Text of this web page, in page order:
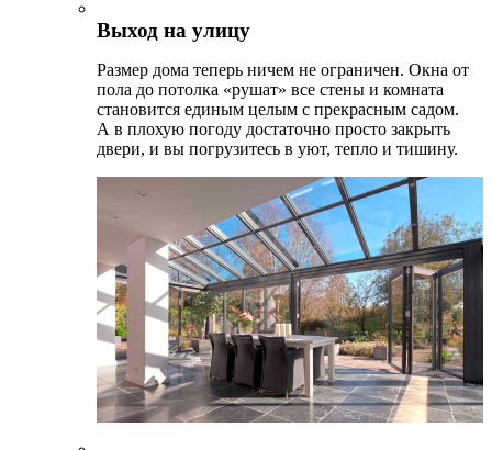
Выход на улицу
Размер дома теперь ничем не ограничен. Окна от
пола до потолка «рушат» все стены и комната
становится единым целым с прекрасным садом.
А в плохую погоду достаточно просто закрыть
двери, и вы погрузитесь в уют, тепло и тишину.